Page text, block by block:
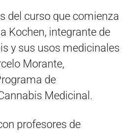
del curso que comienza
Kochen, integrante de
y sus usos medicinales
Morante,
de
Medicinal.
profesores de